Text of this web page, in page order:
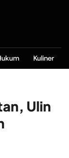
Kuliner
Ulin